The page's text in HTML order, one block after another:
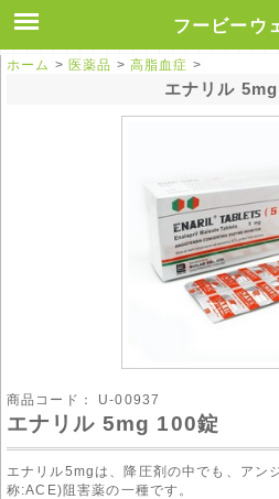
フービーウ
ホーム > 医薬品 > 高脂血症 >
エナリル
商品コード： U-00937
エナリル 5mg 100錠
エナリル5mgは、降圧剤の中でも、アン
称:ACE)阻害薬の一種です。